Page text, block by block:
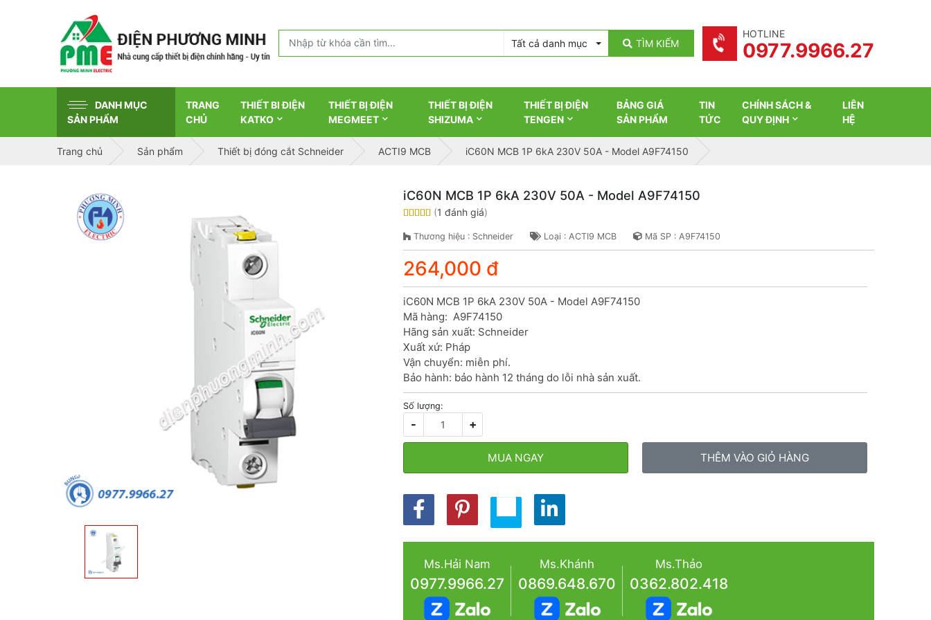
Tất cả danh mục TÌM KIẾM
HOTLINE
0977.9966.27
DANH MỤC
SẢN PHẨM
TRANG
CHỦ
THIẾT BI ĐIỆN
KATKO
THIẾT BỊ ĐIỆN
MEGMEET
THIẾT BỊ ĐIỆN
SHIZUMA
THIẾT BỊ ĐIỆN
TENGEN
BẢNG GIÁ
SẢN PHẨM
TIN
TỨC
CHÍNH SÁCH &
QUY ĐỊNH
LIÊN
HỆ
Trang chủ Sản phẩm Thiết bị đóng cắt Schneider ACTI9 MCB iC60N MCB 1P 6kA 230V 50A - Model A9F74150
iC60N MCB 1P 6kA 230V 50A - Model A9F74150
(1 đánh giá)
Thương hiệu : Schneider Loại : ACTI9 MCB Mã SP : A9F74150
264,000 đ
iC60N MCB 1P 6kA 230V 50A - Model A9F74150
Mã hàng:  A9F74150
Hãng sản xuất: Schneider
Xuất xứ: Pháp
Vận chuyển: miễn phí.
Bảo hành: bảo hành 12 tháng do lỗi nhà sản xuất.
Số lượng:
- +
MUA NGAY THÊM VÀO GIỎ HÀNG
Ms.Hải Nam
0977.9966.27
Ms.Khánh
0869.648.670
Ms.Thảo
0362.802.418